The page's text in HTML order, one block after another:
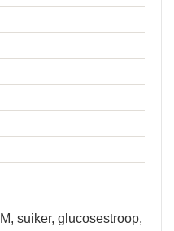
, suiker, glucosestroop,